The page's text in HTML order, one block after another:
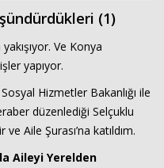
(1)
Ve Konya
yapıyor.
Hizmetler Bakanlığı ile
düzenlediği Selçuklu
Aile Şurası’na katıldım.
Aileyi Yerelden
VİDEO GALERİ
İLETİŞİM